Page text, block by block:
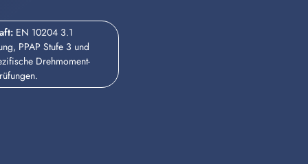
EN 10204 3.1
PPAP Stufe 3 und
Drehmoment-